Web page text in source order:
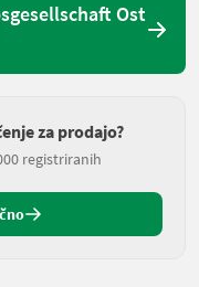
Ost
za prodajo?
registriranih